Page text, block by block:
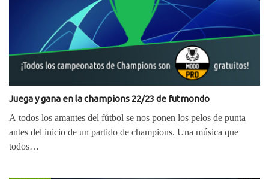
Juega y gana en la champions 22/23 de futmondo
A todos los amantes del fútbol se nos ponen los pelos de punta
antes del inicio de un partido de champions. Una música que
todos…